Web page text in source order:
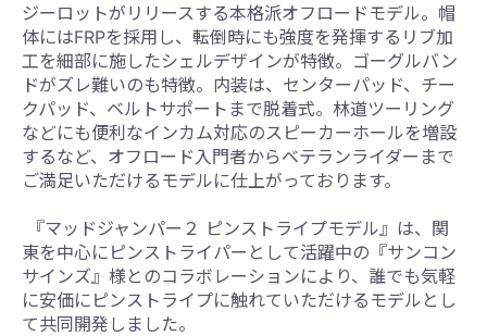
ジーロットがリリースする本格派オフロードモデル。帽
体にはFRPを採用し、転倒時にも強度を発揮するリブ加
工を細部に施したシェルデザインが特徴。ゴーグルバン
ドがズレ難いのも特徴。内装は、センターパッド、チー
クパッド、ベルトサポートまで脱着式。林道ツーリング
などにも便利なインカム対応のスピーカーホールを増設
するなど、オフロード入門者からベテランライダーまで
ご満足いただけるモデルに仕上がっております。
『マッドジャンパー２ ピンストライプモデル』は、関
東を中心にピンストライパーとして活躍中の『サンコン
サインズ』様とのコラボレーションにより、誰でも気軽
に安価にピンストライプに触れていただけるモデルとし
て共同開発しました。